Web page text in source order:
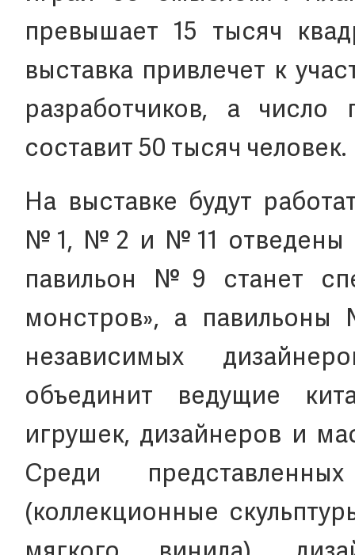
превышает 15 тысяч
выставка привлечет к
разработчиков, а число
составит 50 тысяч человек.
На выставке будут
№1, №2 и №11 отведены
павильон №9 станет
монстров», а
независимых
объединит ведущие
игрушек, дизайнеров и
Среди
(коллекционные